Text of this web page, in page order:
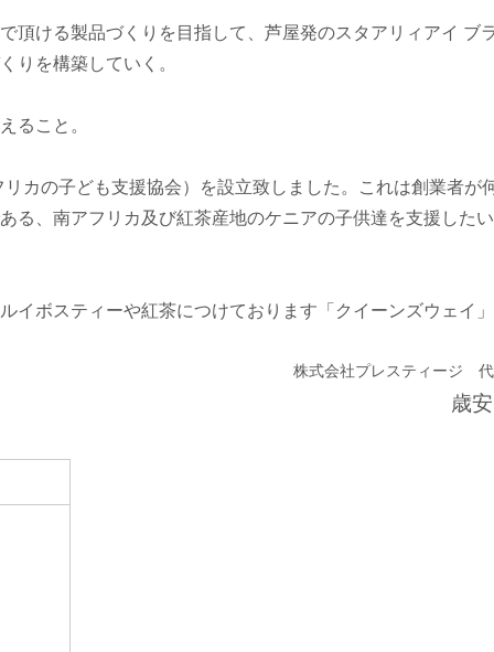
頂ける製品づくりを目指して、芦屋発のスタアリィアイ ブ
りを構築していく。
ること。
カの子ども支援協会）を設立致しました。これは創業者が
る、南アフリカ及び紅茶産地のケニアの子供達を支援した
イボスティーや紅茶につけております「クイーンズウェイ
株式会社プレスティージ
歳